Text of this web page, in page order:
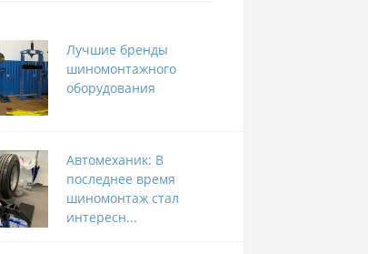
Лучшие бренды
шиномонтажного
оборудования
Автомеханик: В
последнее время
шиномонтаж стал
интересн...